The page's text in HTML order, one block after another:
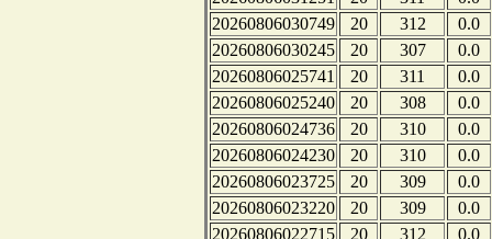
20260806030749
20 312
0.0
20260806030245
20 307
0.0
20260806025741
20 311
0.0
20260806025240
20 308
0.0
20260806024736
20 310
0.0
20260806024230
20 310
0.0
20260806023725
20 309
0.0
20260806023220
20 309
0.0
20260806022715
20 312
0.0